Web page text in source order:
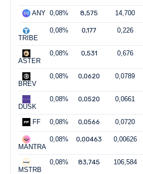
ANY 0,08% 8,575 14,700
TRIBE
0,08% 0,177 0,226
ASTER
0,08% 0,531 0,676
BREV
0,08% 0,0620 0,0789
DUSK
0,08% 0,0520 0,0661
FF 0,08% 0,0566 0,0720
MANTRA
0,08% 0,00463 0,00626
MSTRB
0,08% 83,745 106,584